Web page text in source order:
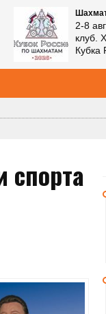
2-8
клуб.
Кубка
спорта